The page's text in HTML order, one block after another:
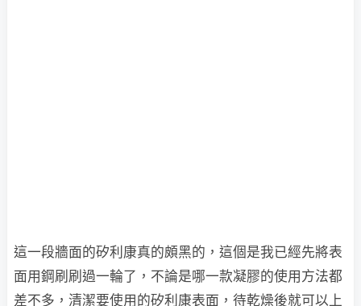
這一段牆面的矽利康真的頗黑的，這個是我已經先將表
面用鋼刷刷過一輪了，不論是哪一款凝膠的使用方法都
差不多，清潔要使用的矽利康表面，待乾燥後就可以上